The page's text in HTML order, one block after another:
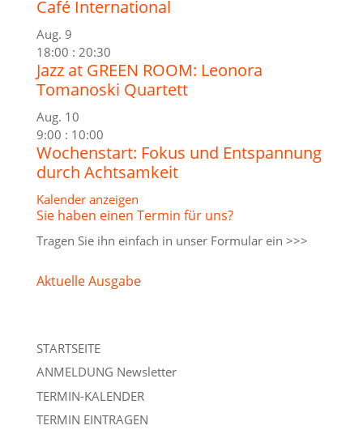
Café International
Aug. 9
18:00 : 20:30
Jazz at GREEN ROOM: Leonora
Tomanoski Quartett
Aug. 10
9:00 : 10:00
Wochenstart: Fokus und Entspannung
durch Achtsamkeit
Kalender anzeigen
Sie haben einen Termin für uns?
Tragen Sie ihn einfach in unser Formular ein >>>
Aktuelle Ausgabe
STARTSEITE
ANMELDUNG Newsletter
TERMIN-KALENDER
TERMIN EINTRAGEN